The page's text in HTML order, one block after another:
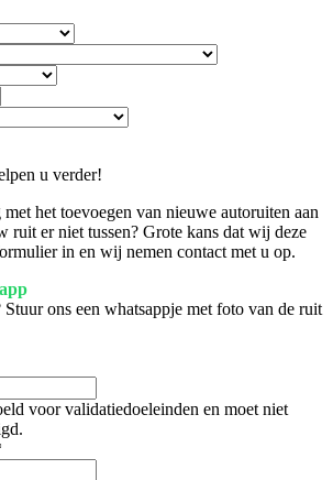
u verder!
het toevoegen van nieuwe autoruiten aan
ruit er niet tussen? Grote kans dat wij deze
in en wij nemen contact met u op.
ons een whatsappje met foto van de ruit
voor validatiedoeleinden en moet niet